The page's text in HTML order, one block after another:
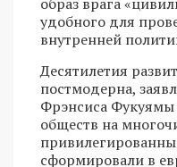
удобного для
внутренней
Десятилетия
постмодерна,
Фрэнсиса Фукуямы
обществ на
сформировали в